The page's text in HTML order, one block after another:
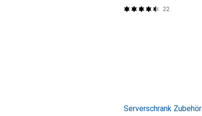
22
Serverschrank Zubehör